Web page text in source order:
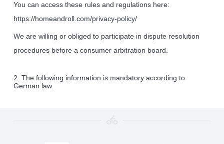
You can access these rules and regulations here:
https://homeandroll.com/privacy-policy/
We are willing or obliged to participate in dispute resolution
procedures before a consumer arbitration board.
2. The following information is mandatory according to
German law.